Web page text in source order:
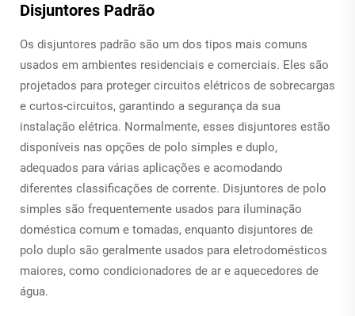
Disjuntores Padrão
Os disjuntores padrão são um dos tipos mais comuns
usados em ambientes residenciais e comerciais. Eles são
projetados para proteger circuitos elétricos de sobrecargas
e curtos-circuitos, garantindo a segurança da sua
instalação elétrica. Normalmente, esses disjuntores estão
disponíveis nas opções de polo simples e duplo,
adequados para várias aplicações e acomodando
diferentes classificações de corrente. Disjuntores de polo
simples são frequentemente usados para iluminação
doméstica comum e tomadas, enquanto disjuntores de
polo duplo são geralmente usados para eletrodomésticos
maiores, como condicionadores de ar e aquecedores de
água.